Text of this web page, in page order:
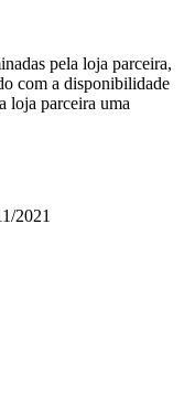
pela loja parceira,
com a disponibilidade
loja parceira uma
2021